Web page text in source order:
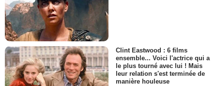
Clint Eastwood : 6 films
ensemble... Voici l'actrice qui a
le plus tourné avec lui ! Mais
leur relation s'est terminée de
manière houleuse